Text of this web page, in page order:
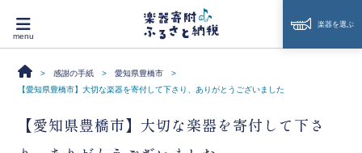
楽器を選ぶ
感謝の手紙
愛知県豊橋市
【愛知県豊橋市】大切な楽器を寄付して下さり、ありがとうございました
【愛知県豊橋市】大切な楽器を寄付して下さ